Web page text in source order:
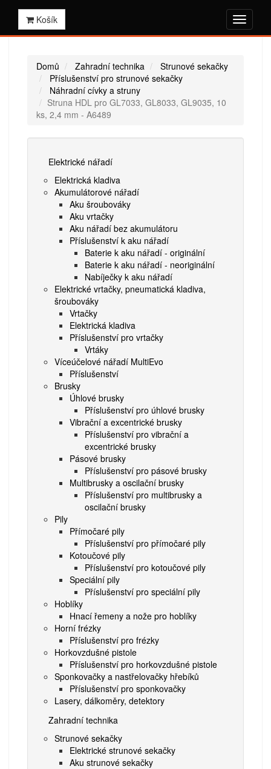
Košík
Domů Zahradní technika
Strunové sekačky
Příslušenství pro strunové sekačky
Náhradní cívky a struny
Struna HDL pro GL7033, GL8033, GL9035, 10
ks, 2,4 mm - A6489
Elektrické nářadí
Elektrická kladiva
Akumulátorové nářadí
Aku šroubováky
Aku vrtačky
Aku nářadí bez akumulátoru
Příslušenství k aku nářadí
Baterie k aku nářadí - originální
Baterie k aku nářadí - neoriginální
Nabíječky k aku nářadí
Elektrické vrtačky, pneumatická kladiva,
šroubováky
Vrtačky
Elektrická kladiva
Příslušenství pro vrtačky
Vrtáky
Víceúčelové nářadí MultiEvo
Příslušenství
Brusky
Úhlové brusky
Příslušenství pro úhlové brusky
Vibrační a excentrické brusky
Příslušenství pro vibrační a
excentrické brusky
Pásové brusky
Příslušenství pro pásové brusky
Multibrusky a oscilační brusky
Příslušenství pro multibrusky a
oscilační brusky
Pily
Přímočaré pily
Příslušenství pro přímočaré pily
Kotoučové pily
Příslušenství pro kotoučové pily
Speciální pily
Příslušenství pro speciální pily
Hoblíky
Hnací řemeny a nože pro hoblíky
Horní frézky
Příslušenství pro frézky
Horkovzdušné pistole
Příslušenství pro horkovzdušné pistole
Sponkovačky a nastřelovačky hřebíků
Příslušenství pro sponkovačky
Lasery, dálkoměry, detektory
Zahradní technika
Strunové sekačky
Elektrické strunové sekačky
Aku strunové sekačky